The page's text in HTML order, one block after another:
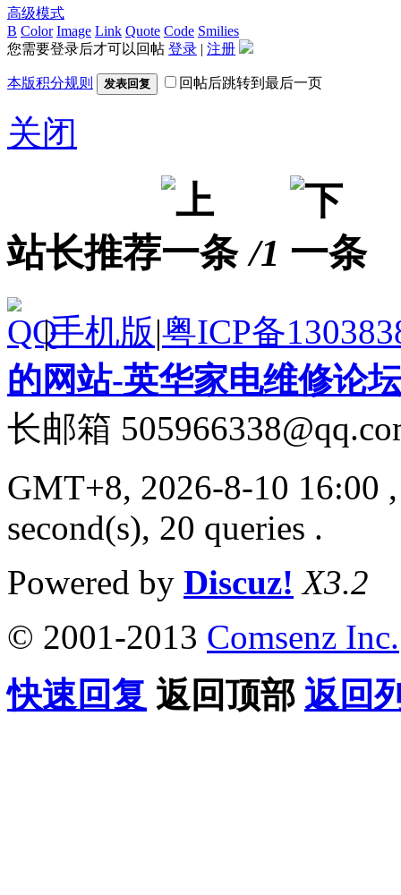
高级模式
B Color Image Link Quote Code Smilies
您需要登录后才可以回帖 登录 | 注册
本版积分规则 发表回复 回帖后跳转到最后一页
关闭
站长推荐 /1
|手机版|粤ICP备
的网站-英华家电维修论
长邮箱
GMT+8, 2026-8-10 16:00
second(s), 20 queries .
Powered by Discuz! X3.2
© 2001-2013 Comsenz Inc.
快速回复 返回顶部 返回